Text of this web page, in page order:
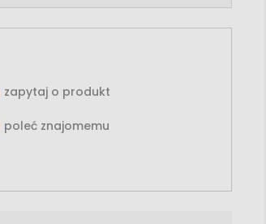
zapytaj o produkt
poleć znajomemu